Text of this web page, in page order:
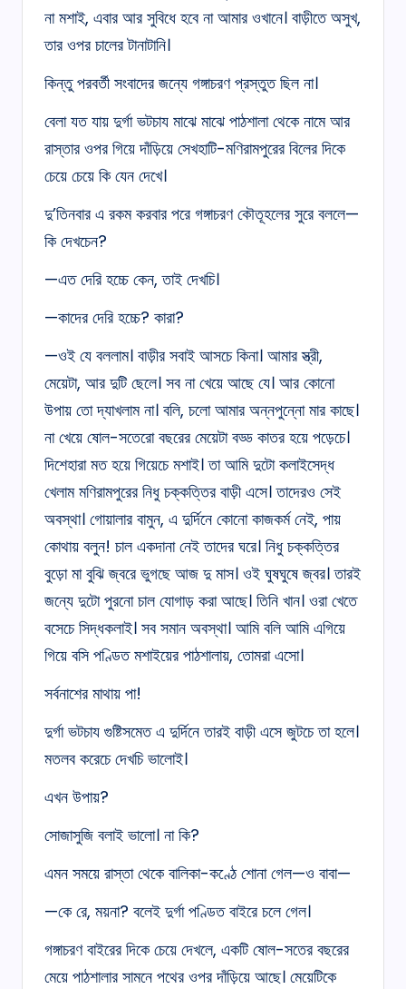
না মশাই, এবার আর সুবিধে হবে না আমার ওখানে। বাড়ীতে অসুখ,
তার ওপর চালের টানাটানি।
কিন্তু পরবর্তী সংবাদের জন্যে গঙ্গাচরণ প্রস্তুত ছিল না।
বেলা যত যায় দুর্গা ভটচায মাঝে মাঝে পাঠশালা থেকে নামে আর
রাস্তার ওপর গিয়ে দাঁড়িয়ে সেখহাটি-মণিরামপুরের বিলের দিকে
চেয়ে চেয়ে কি যেন দেখে।
দু’তিনবার এ রকম করবার পরে গঙ্গাচরণ কৌতূহলের সুরে বললে—
কি দেখচেন?
—এত দেরি হচ্চে কেন, তাই দেখচি।
—কাদের দেরি হচ্চে? কারা?
—ওই যে বললাম। বাড়ীর সবাই আসচে কিনা। আমার স্ত্রী,
মেয়েটা, আর দুটি ছেলে। সব না খেয়ে আছে যে। আর কোনো
উপায় তো দ্যাখলাম না। বলি, চলো আমার অন্নপুন্নো মার কাছে।
না খেয়ে ষোল-সতেরো বছরের মেয়েটা বড্ড কাতর হয়ে পড়েচে।
দিশেহারা মত হয়ে গিয়েচে মশাই। তা আমি দুটো কলাইসেদ্ধ
খেলাম মণিরামপুরের নিধু চক্কত্তির বাড়ী এসে। তাদেরও সেই
অবস্থা। গোয়ালার বামুন, এ দুর্দিনে কোনো কাজকর্ম নেই, পায়
কোথায় বলুন! চাল একদানা নেই তাদের ঘরে। নিধু চক্কত্তির
বুড়ো মা বুঝি জ্বরে ভুগছে আজ দু মাস। ওই ঘুষঘুষে জ্বর। তারই
জন্যে দুটো পুরনো চাল যোগাড় করা আছে। তিনি খান। ওরা খেতে
বসেচে সিদ্ধকলাই। সব সমান অবস্থা। আমি বলি আমি এগিয়ে
গিয়ে বসি পণ্ডিত মশাইয়ের পাঠশালায়, তোমরা এসো।
সর্বনাশের মাথায় পা!
দুর্গা ভটচায গুষ্টিসমেত এ দুর্দিনে তারই বাড়ী এসে জুটচে তা হলে।
মতলব করেচে দেখচি ভালোই।
এখন উপায়?
সোজাসুজি বলাই ভালো। না কি?
এমন সময়ে রাস্তা থেকে বালিকা-কণ্ঠে শোনা গেল—ও বাবা—
—কে রে, ময়না? বলেই দুর্গা পণ্ডিত বাইরে চলে গেল।
গঙ্গাচরণ বাইরের দিকে চেয়ে দেখলে, একটি ষোল-সতের বছরের
মেয়ে পাঠশালার সামনে পথের ওপর দাঁড়িয়ে আছে। মেয়েটিকে